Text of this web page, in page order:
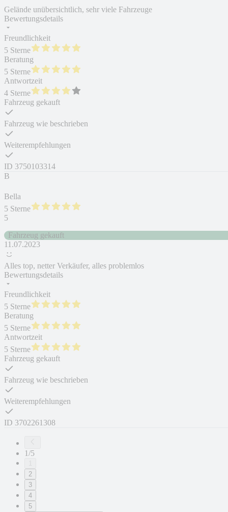
Gelände unübersichtlich, sehr viele Fahrzeuge
Bewertungsdetails
Freundlichkeit
5 Sterne
Beratung
5 Sterne
Antwortzeit
4 Sterne
Fahrzeug gekauft
Fahrzeug wie beschrieben
Weiterempfehlungen
ID 3750103314
B
Bella
5 Sterne
5
Fahrzeug gekauft
11.07.2023
Alles top, netter Verkäufer, alles problemlos
Bewertungsdetails
Freundlichkeit
5 Sterne
Beratung
5 Sterne
Antwortzeit
5 Sterne
Fahrzeug gekauft
Fahrzeug wie beschrieben
Weiterempfehlungen
ID 3702261308
1/5
2
3
4
5